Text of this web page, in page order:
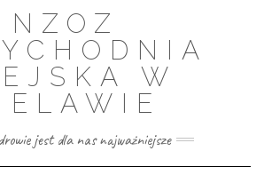
NZOZ
W
jest dla nas najważniejsze